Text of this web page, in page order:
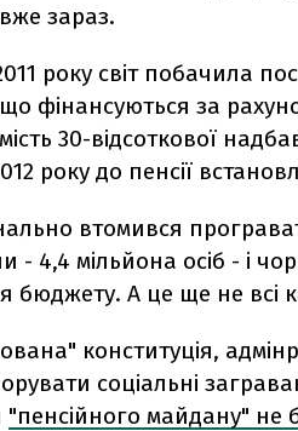
зараз.
року світ побачила
фінансуються за
30-відсоткової
року до пенсії
втомився
- 4,4 мільйона осіб - і
бюджету. А це ще не всі
конституція,
соціальні
"пенсійного майдану" не